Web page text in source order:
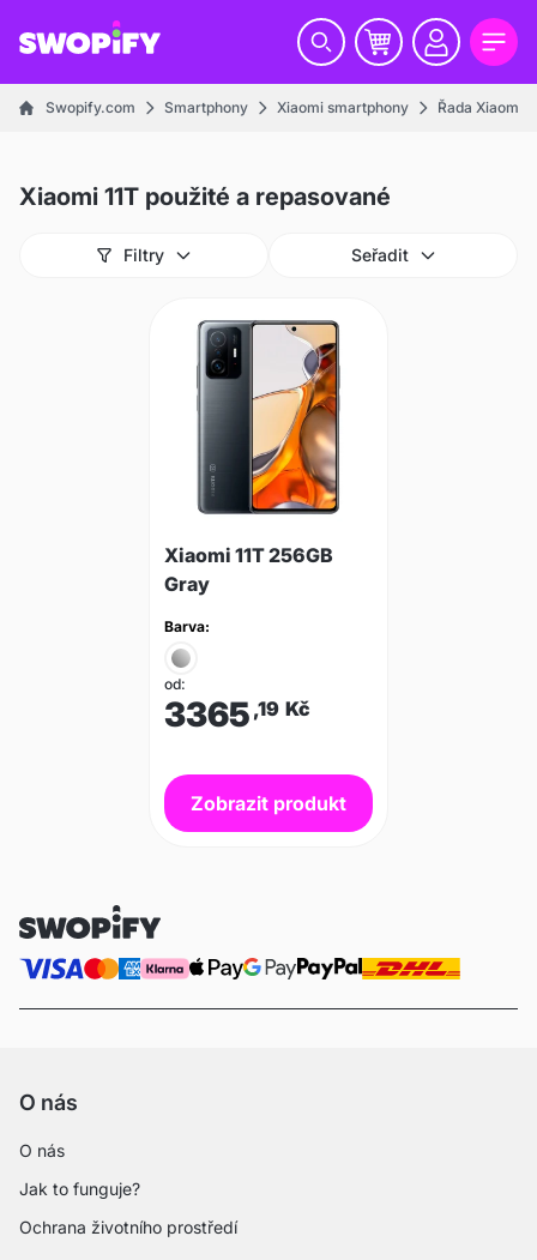
Swopify.com Smartphony Xiaomi smartphony Řada Xiaomi 11
Xiaomi 11T použité a repasované
Filtry Seřadit
Xiaomi 11T 256GB
Gray
Barva:
od:
3365 ,19 Kč
Zobrazit produkt
O nás
O nás
Jak to funguje?
Ochrana životního prostředí